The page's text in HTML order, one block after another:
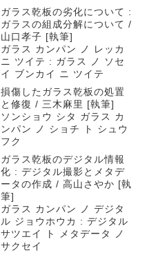
ガラス乾板の劣化について :
ガラスの組成分解について /
山口孝子 [執筆]
ガラス カンパン ノ レッカ
ニ ツイテ : ガラス ノ ソセ
イ ブンカイ ニ ツイテ
損傷したガラス乾板の処置
と修復 / 三木麻里 [執筆]
ソンショウ シタ ガラス カ
ンパン ノ ショチ ト シュウ
フク
ガラス乾板のデジタル情報
化 : デジタル撮影とメタデ
ータの作成 / 高山さやか [執
筆]
ガラス カンパン ノ デジタ
ル ジョウホウカ : デジタル
サツエイ ト メタデータ ノ
サクセイ